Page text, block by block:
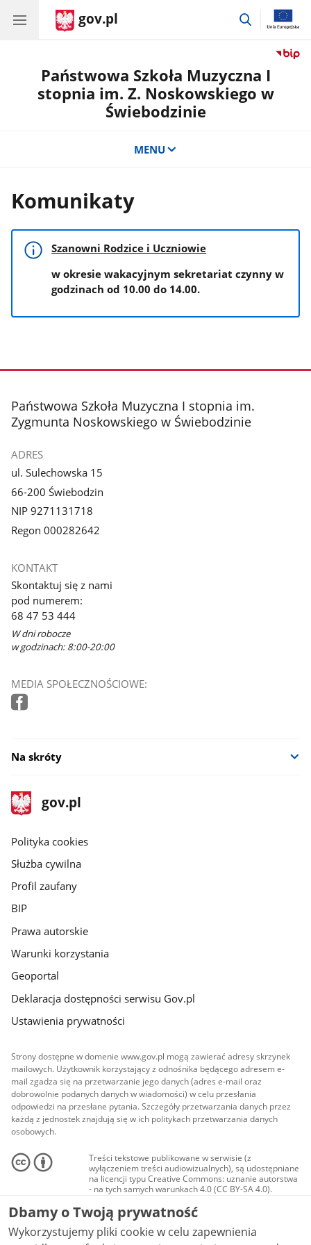
gov.pl
przejdź
Państwowa Szkoła Muzyczna I
stopnia im. Z. Noskowskiego w
Świebodzinie
MENU
Komunikaty
Szanowni Rodzice i Uczniowie
w okresie wakacyjnym sekretariat czynny w
godzinach od 10.00 do 14.00.
stopka
Państwowa Szkoła Muzyczna I stopnia im.
Zygmunta Noskowskiego w Świebodzinie
ADRES
ul. Sulechowska 15
66-200 Świebodzin
NIP 9271131718
Regon 000282642
KONTAKT
Skontaktuj się z nami
pod numerem:
68 47 53 444
W dni robocze
w godzinach: 8:00-20:00
MEDIA SPOŁECZNOŚCIOWE:
Na skróty
stopka
gov.pl
Strona
gov.pl
gov.pl
Polityka cookies
Służba cywilna
Profil zaufany
BIP
Prawa autorskie
Warunki korzystania
Geoportal
Deklaracja dostępności serwisu Gov.pl
Ustawienia prywatności
Strony dostępne w domenie www.gov.pl mogą zawierać adresy skrzynek
mailowych. Użytkownik korzystający z odnośnika będącego adresem e-
mail zgadza się na przetwarzanie jego danych (adres e-mail oraz
dobrowolnie podanych danych w wiadomości) w celu przesłania
odpowiedzi na przesłane pytania. Szczegóły przetwarzania danych przez
każdą z jednostek znajdują się w ich politykach przetwarzania danych
osobowych.
Treści tekstowe publikowane w serwisie (z
wyłączeniem treści audiowizualnych), są udostępniane
na licencji typu Creative Commons: uznanie autorstwa
- na tych samych warunkach 4.0 (CC BY-SA 4.0).
Materiały audiowizualne, w tym zdjęcia, materiały
audio i wideo, są udostępniane na licencji typu
Creative Commons: uznanie autorstwa użycie
niekomercyjne - bez utworów zależnych 4.0 (CC BY-
NC-ND 4.0), o ile nie jest to stwierdzone inaczej.
Dbamy o Twoją prywatność
Wykorzystujemy pliki cookie w celu zapewnienia